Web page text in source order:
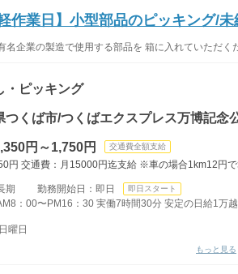
作業日】小型部品のピッキング/
名企業の製造で使用する部品を 箱に入れていただ
・ピッキング
つくば市/つくばエクスプレス万博記念
円～1,750円 交通費全額支給
円 交通費：月15000円迄支給 ※車の場合1km12円で
期 勤務開始日：即日 即日スタート
：00〜PM16：30 実働7時間30分 安定の日給1万
曜日
もっと見る